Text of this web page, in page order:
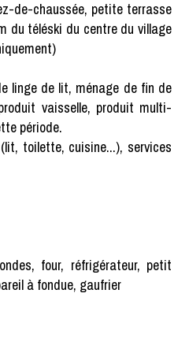
de-chaussée, petite terrasse
du téléski du centre du village
linge de lit, ménage de fin de
vaisselle, produit multi-
période.
toilette, cuisine...), services
four, réfrigérateur, petit
à fondue, gaufrier